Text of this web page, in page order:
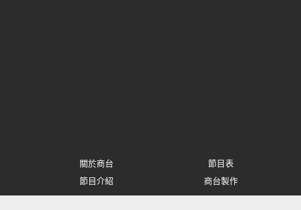
關於商台 節目表
節目介紹
商台製作